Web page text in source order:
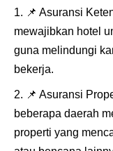
📌 Asuransi
mewajibkan hotel
guna melindungi
bekerja.
📌 Asuransi
beberapa daerah
properti yang